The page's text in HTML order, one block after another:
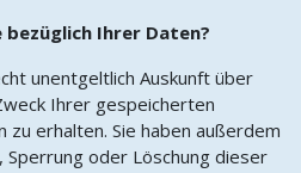
bezüglich Ihrer Daten?
unentgeltlich Auskunft über
Ihrer gespeicherten
erhalten. Sie haben außerdem
Sperrung oder Löschung dieser